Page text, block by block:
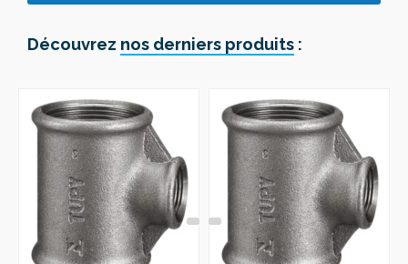
Découvrez nos derniers produits :